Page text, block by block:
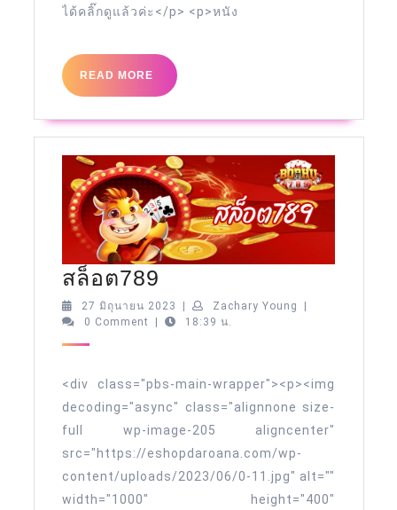
ได้คลิ๊กดูแล้วค่ะ</p> <p>หนัง
READ MORE
READ
MORE
สล็อต789
27 มิถุนายน 2023 27
มิถุนายน
| Zachary Young Zachary
|
0 Comment
| 18:39 น.
<div class="pbs-main-wrapper"><p><img
decoding="async" class="alignnone size-
full wp-image-205 aligncenter"
src="https://eshopdaroana.com/wp-
content/uploads/2023/06/0-11.jpg" alt=""
width="1000" height="400"